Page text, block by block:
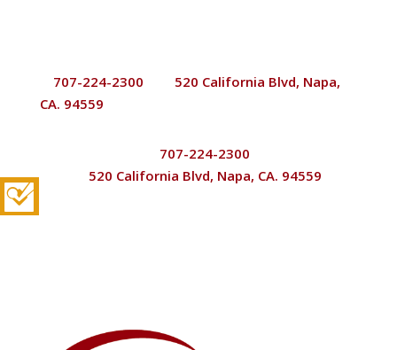
707-224-2300
520 California Blvd, Napa,
CA. 94559
707-224-2300
520 California Blvd, Napa, CA. 94559